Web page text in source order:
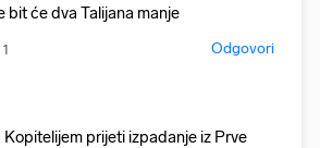
bit će dva Talijana manje
1 Odgovori
Kopitelijem prijeti izpadanje iz Prve